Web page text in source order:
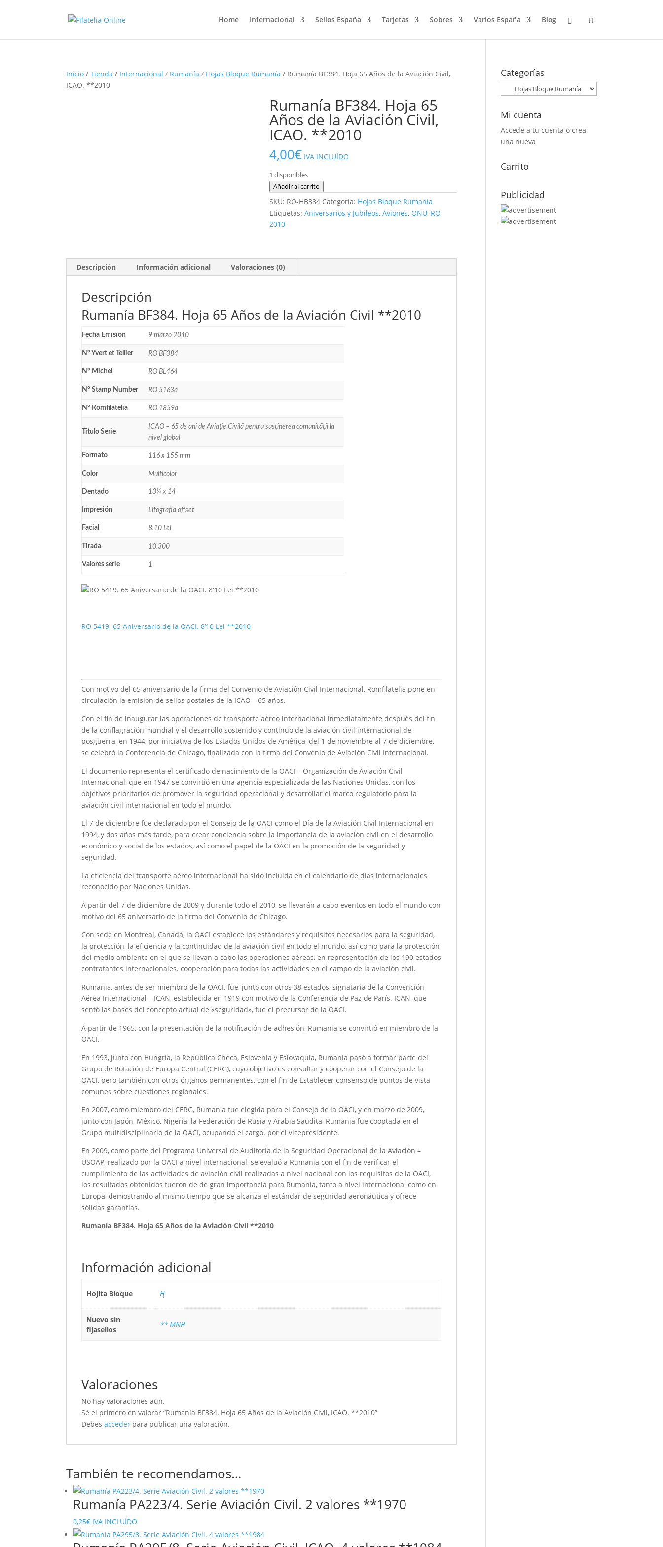
Home Internacional Sellos España Tarjetas Sobres Varios España Blog
Inicio /Tienda / Internacional / Rumanía / Hojas Bloque Rumanía / Rumanía BF384. Hoja 65 Años de la Aviación Civil,
ICAO. **2010
Rumanía BF384. Hoja 65
Años de la Aviación Civil,
ICAO. **2010
4,00€ IVA INCLUÍDO
1 disponibles
Rumanía
BF384.
Hoja
65
Aviación
Civil,
cantidad
Añadir al carrito
SKU: RO-HB384 Categoría: Hojas Bloque Rumanía
Etiquetas:Aniversarios y Jubileos,Aviones, ONU, RO
2010
Descripción Información adicional Valoraciones (0)
Descripción
Rumanía BF384. Hoja 65 Años de la Aviación Civil **2010
Fecha Emisión 9 marzo 2010
Nº Yvert et Tellier RO BF384
Nº Michel RO BL464
Nº Stamp Number RO 5163a
Nº Romfilatelia RO 1859a
Título Serie
ICAO – 65 de ani de Aviaţie Civilã pentru susţinerea comunitãţii la
nivel global
Formato 116 x 155 mm
Color Multicolor
Dentado 13¼ x 14
Impresión Litografía offset
Facial 8,10 Lei
Tirada 10.300
Valores serie 1
RO 5419. 65 Aniversario de la OACI. 8’10 Lei **2010
Con motivo del 65 aniversario de la firma del Convenio de Aviación Civil Internacional, Romfilatelia pone en
circulación la emisión de sellos postales de la ICAO – 65 años.
Con el fin de inaugurar las operaciones de transporte aéreo internacional inmediatamente después del fin
de la conflagración mundial y el desarrollo sostenido y continuo de la aviación civil internacional de
posguerra, en 1944, por iniciativa de los Estados Unidos de América, del 1 de noviembre al 7 de diciembre,
se celebró la Conferencia de Chicago, finalizada con la firma del Convenio de Aviación Civil Internacional.
El documento representa el certificado de nacimiento de la OACI – Organización de Aviación Civil
Internacional, que en 1947 se convirtió en una agencia especializada de las Naciones Unidas, con los
objetivos prioritarios de promover la seguridad operacional y desarrollar el marco regulatorio para la
aviación civil internacional en todo el mundo.
El 7 de diciembre fue declarado por el Consejo de la OACI como el Día de la Aviación Civil Internacional en
1994, y dos años más tarde, para crear conciencia sobre la importancia de la aviación civil en el desarrollo
económico y social de los estados, así como el papel de la OACI en la promoción de la seguridad y
seguridad.
La eficiencia del transporte aéreo internacional ha sido incluida en el calendario de días internacionales
reconocido por Naciones Unidas.
A partir del 7 de diciembre de 2009 y durante todo el 2010, se llevarán a cabo eventos en todo el mundo con
motivo del 65 aniversario de la firma del Convenio de Chicago.
Con sede en Montreal, Canadá, la OACI establece los estándares y requisitos necesarios para la seguridad,
la protección, la eficiencia y la continuidad de la aviación civil en todo el mundo, así como para la protección
del medio ambiente en el que se llevan a cabo las operaciones aéreas, en representación de los 190 estados
contratantes internacionales. cooperación para todas las actividades en el campo de la aviación civil.
Rumania, antes de ser miembro de la OACI, fue, junto con otros 38 estados, signataria de la Convención
Aérea Internacional – ICAN, establecida en 1919 con motivo de la Conferencia de Paz de París. ICAN, que
sentó las bases del concepto actual de «seguridad», fue el precursor de la OACI.
A partir de 1965, con la presentación de la notificación de adhesión, Rumania se convirtió en miembro de la
OACI.
En 1993, junto con Hungría, la República Checa, Eslovenia y Eslovaquia, Rumania pasó a formar parte del
Grupo de Rotación de Europa Central (CERG), cuyo objetivo es consultar y cooperar con el Consejo de la
OACI, pero también con otros órganos permanentes, con el fin de Establecer consenso de puntos de vista
comunes sobre cuestiones regionales.
En 2007, como miembro del CERG, Rumania fue elegida para el Consejo de la OACI, y en marzo de 2009,
junto con Japón, México, Nigeria, la Federación de Rusia y Arabia Saudita, Rumania fue cooptada en el
Grupo multidisciplinario de la OACI, ocupando el cargo. por el vicepresidente.
En 2009, como parte del Programa Universal de Auditoría de la Seguridad Operacional de la Aviación –
USOAP, realizado por la OACI a nivel internacional, se evaluó a Rumania con el fin de verificar el
cumplimiento de las actividades de aviación civil realizadas a nivel nacional con los requisitos de la OACI,
los resultados obtenidos fueron de de gran importancia para Rumanía, tanto a nivel internacional como en
Europa, demostrando al mismo tiempo que se alcanza el estándar de seguridad aeronáutica y ofrece
sólidas garantías.
Rumanía BF384. Hoja 65 Años de la Aviación Civil **2010
Información adicional
Hojita Bloque Ң
Nuevo sin
fijasellos
** MNH
Valoraciones
No hay valoraciones aún.
Sé el primero en valorar “Rumanía BF384. Hoja 65 Años de la Aviación Civil, ICAO. **2010”
Debesacceder para publicar una valoración.
También te recomendamos…
Rumanía PA223/4. Serie Aviación Civil. 2 valores **1970
0,25€ IVA INCLUÍDO
Categorías
Mi cuenta
Accede a tu cuenta o crea
una nueva
Carrito
Publicidad